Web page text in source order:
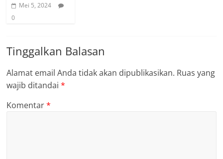
Mei 5, 2024
0
Tinggalkan Balasan
Alamat email Anda tidak akan dipublikasikan. Ruas yang
wajib ditandai*
Komentar*